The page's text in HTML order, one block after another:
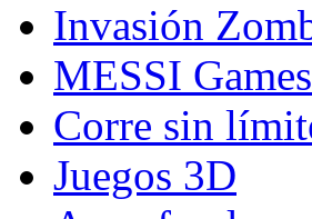
Invasión
MESSI
Corre sin
Juegos 3D